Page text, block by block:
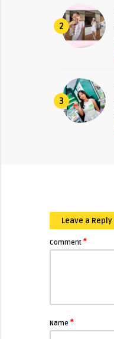
2
3
Leave a Reply
Comment *
Name *